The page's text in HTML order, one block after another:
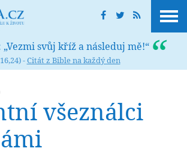
„Vezmi svůj kříž a následuj mě!“
-Citát z Bible na každý den
všeználci